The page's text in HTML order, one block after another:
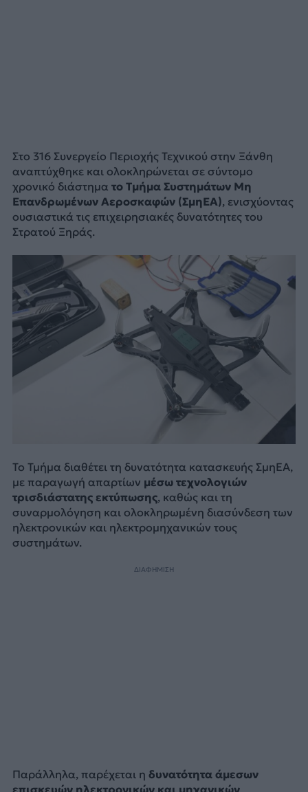
Στο 316 Συνεργείο Περιοχής Τεχνικού στην Ξάνθη
αναπτύχθηκε και ολοκληρώνεται σε σύντομο
χρονικό διάστημα το Τμήμα Συστημάτων Μη
Επανδρωμένων Αεροσκαφών (ΣμηΕΑ), ενισχύοντας
ουσιαστικά τις επιχειρησιακές δυνατότητες του
Στρατού Ξηράς.
Το Τμήμα διαθέτει τη δυνατότητα κατασκευής ΣμηΕΑ,
με παραγωγή απαρτίων μέσω τεχνολογιών
τρισδιάστατης εκτύπωσης, καθώς και τη
συναρμολόγηση και ολοκληρωμένη διασύνδεση των
ηλεκτρονικών και ηλεκτρομηχανικών τους
συστημάτων.
ΔΙΑΦΗΜΙΣΗ
Παράλληλα, παρέχεται η δυνατότητα άμεσων